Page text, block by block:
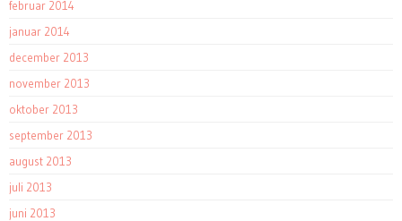
februar 2014
januar 2014
december 2013
november 2013
oktober 2013
september 2013
august 2013
juli 2013
juni 2013